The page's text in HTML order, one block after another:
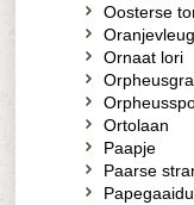
Oosterse
Ornaat lori
Ortolaan
Paapje
Paarse